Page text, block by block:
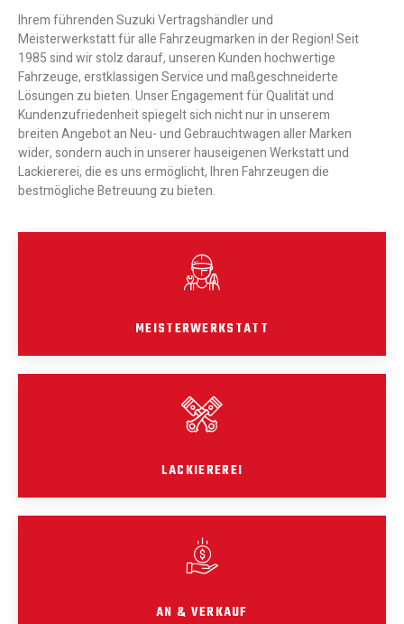
Ihrem führenden Suzuki Vertragshändler und
Meisterwerkstatt für alle Fahrzeugmarken in der Region! Seit
1985 sind wir stolz darauf, unseren Kunden hochwertige
Fahrzeuge, erstklassigen Service und maßgeschneiderte
Lösungen zu bieten. Unser Engagement für Qualität und
Kundenzufriedenheit spiegelt sich nicht nur in unserem
breiten Angebot an Neu- und Gebrauchtwagen aller Marken
wider, sondern auch in unserer hauseigenen Werkstatt und
Lackiererei, die es uns ermöglicht, Ihren Fahrzeugen die
bestmögliche Betreuung zu bieten.
MEISTERWERKSTATT
LACKIEREREI
AN & VERKAUF